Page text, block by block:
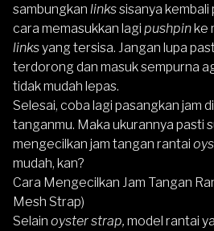
sambungkan linkssisanya kembali
cara memasukkan lagi pushpinke
linksyang tersisa. Jangan lupa
terdorong dan masuk sempurna
tidak mudah lepas.
Selesai, coba lagi pasangkan jam
tanganmu. Maka ukurannya pasti
mengecilkan jam tangan rantai
mudah, kan?
Cara Mengecilkan Jam Tangan
Mesh Strap)
Selain oyster strap, model rantai